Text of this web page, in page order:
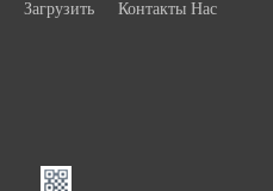
Загрузить Контакты Нас